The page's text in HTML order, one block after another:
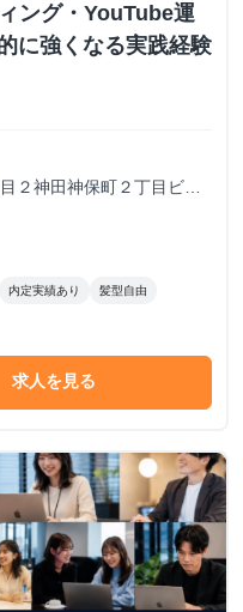
ング・YouTube運
に強くなる実践経験
２神田神保町２丁目ビル
内定実績あり 髪型自由
求人を見る